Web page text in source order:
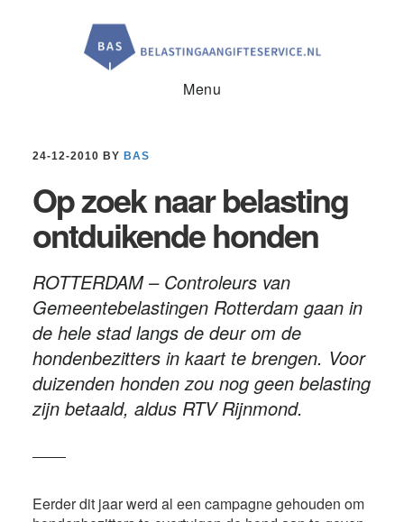
Menu
24-12-2010 BY BAS
Op zoek naar belasting
ontduikende honden
ROTTERDAM – Controleurs van
Gemeentebelastingen Rotterdam gaan in
de hele stad langs de deur om de
hondenbezitters in kaart te brengen. Voor
duizenden honden zou nog geen belasting
zijn betaald, aldus RTV Rijnmond.
Eerder dit jaar werd al een campagne gehouden om